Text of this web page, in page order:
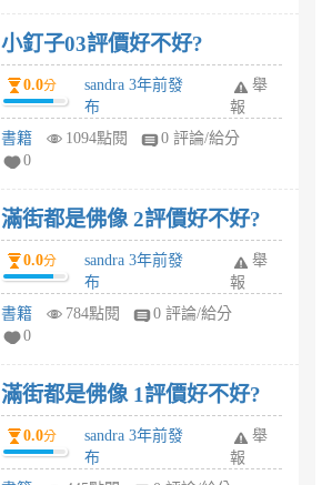
小釘子03評價好不好?
0.0分
sandra 3年前發
布
舉
報
書籍
1094點閱
0 評論/給分
0
滿街都是佛像 2評價好不好?
0.0分
sandra 3年前發
布
舉
報
書籍
784點閱
0 評論/給分
0
滿街都是佛像 1評價好不好?
0.0分
sandra 3年前發
布
舉
報